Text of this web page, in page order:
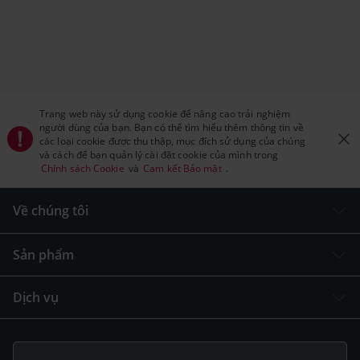
Trang web này sử dụng cookie để nâng cao trải nghiệm
người dùng của bạn. Bạn có thể tìm hiểu thêm thông tin về
các loại cookie được thu thập, mục đích sử dụng của chúng
và cách để bạn quản lý cài đặt cookie của mình trong
Chính sách Cookie và Cam kết Bảo mật .
Về chúng tôi
Sản phẩm
Dịch vụ